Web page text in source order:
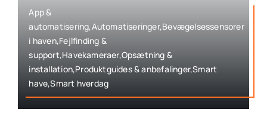
App &
automatisering,Automatiseringer,Bevægelsessensorer
i haven,Fejlfinding &
support,Havekameraer,Opsætning &
installation,Produktguides & anbefalinger,Smart
have,Smart hverdag